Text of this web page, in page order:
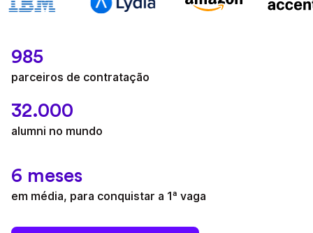
985
parceiros de contratação
32.000
alumni no mundo
6 meses
em média, para conquistar a 1ª vaga